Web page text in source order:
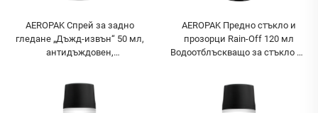
AEROPAK Спрей за задно
гледане „Дъжд-извън“ 50 мл,
антидъждовен,
за задно виждане на
автомобил
AEROPAK Предно стъкло и
прозорци Rain-Off 120 мл
Водоотблъскващо за стъкло на